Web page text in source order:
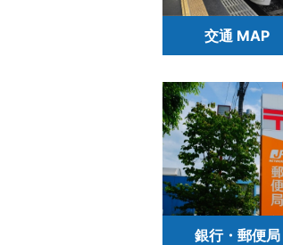
交通 MAP
銀行・郵便局